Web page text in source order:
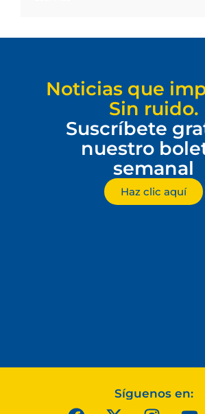
Noticias que
Sin ruido.
Suscríbete
nuestro
semanal
Haz clic aquí
Síguenos en: